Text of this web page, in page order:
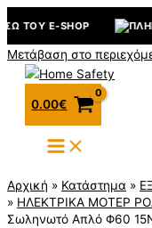
ΤΟΥ E-SHOP
Μετάβαση στο
0.00€
Αρχική » Κατάστημα »
» ΗΛΕΚΤΡΙΚΑ ΜΟΤΕΡ
Σωληνωτό Απλό Φ60